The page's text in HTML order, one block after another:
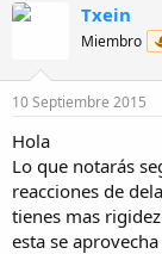
n
s
Txein
Miembro
10 Septiembre 2015
Hola
Lo que notarás
reacciones de
tienes mas
esta se